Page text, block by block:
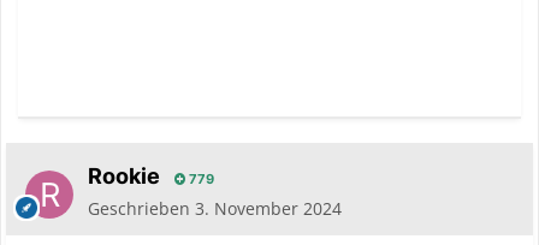
Rookie 779
Geschrieben 3. November 2024